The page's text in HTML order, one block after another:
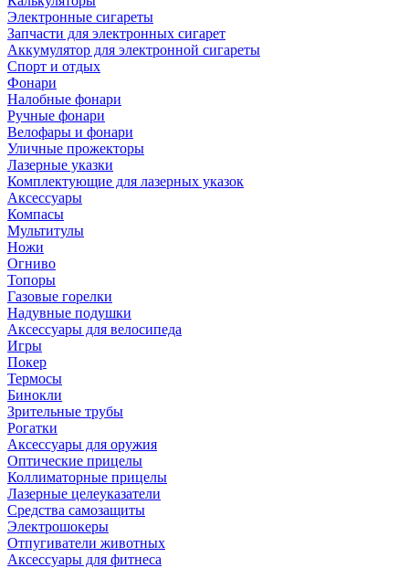
Электронные сигареты
Запчасти для электронных сигарет
Аккумулятор для электронной сигареты
Спорт и отдых
Фонари
Налобные фонари
Ручные фонари
Велофары и фонари
Уличные прожекторы
Лазерные указки
Комплектующие для лазерных указок
Аксессуары
Компасы
Мультитулы
Ножи
Огниво
Топоры
Газовые горелки
Надувные подушки
Аксессуары для велосипеда
Игры
Покер
Термосы
Бинокли
Зрительные трубы
Рогатки
Аксессуары для оружия
Оптические прицелы
Коллиматорные прицелы
Лазерные целеуказатели
Средства самозащиты
Электрошокеры
Отпугиватели животных
Аксессуары для фитнеса